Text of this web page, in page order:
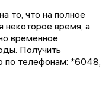
то, что на полное
некоторое время, а
временное
Получить
по телефонам: *6048,